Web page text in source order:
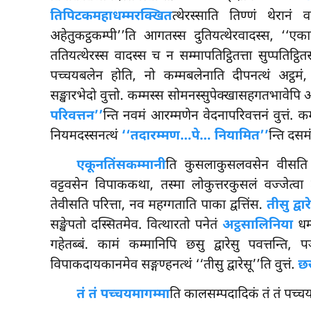
तिपिटकमहाधम्मरक्खितत्थेरस्साति तिण्णं थेरानं
अहेतुकट्ठकम्पी’’ति आगतस्स दुतियत्थेरवादस्स,
ततियत्थेरस्स वादस्स च न सम्मापतिट्ठितत्ता
पच्चयबलेन होति, नो कम्मबलेनाति दीपनत्थं अट्ठमं,
सङ्खारभेदो वुत्तो. कम्मस्स
परिवत्तन’’न्ति नवमं आरम्मणेन वेदनापरिवत्तनं
नियमदस्सनत्थं ‘‘तदारम्मण…पे… नियामित’’न्ति
एकूनतिंसकम्मानीति कुसलाकुसलवसेन वीसति
वट्टवसेन विपाककथा, तस्मा लोकुत्तरकुसलं
तेवीसति परित्ता, नव महग्गताति पाका द्वत्तिंस. तीसु
सङ्खेपतो दस्सितमेव. वित्थारतो पनेतं अट्ठसालिनिया
गहेतब्बं. कामं कम्मानिपि छसु द्वारेसु पवत्तन्ति,
विपाकदायकानमेव सङ्गण्हनत्थं ‘‘तीसु द्वारेसू’’ति वुत्तं.
तं तं पच्चयमागम्माति कालसम्पदादिकं तं तं